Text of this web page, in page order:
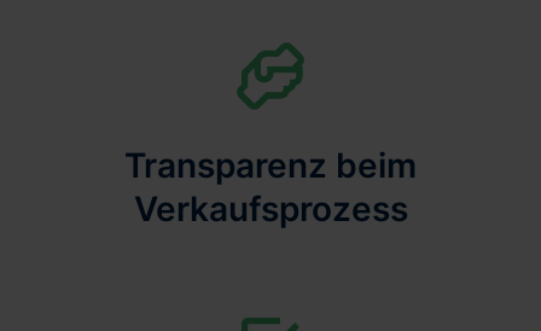
Transparenz beim
Verkaufsprozess